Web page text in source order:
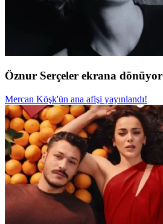
Öznur Serçeler ekrana dönüyor
Mercan Köşk'ün ana afişi yayınlandı!